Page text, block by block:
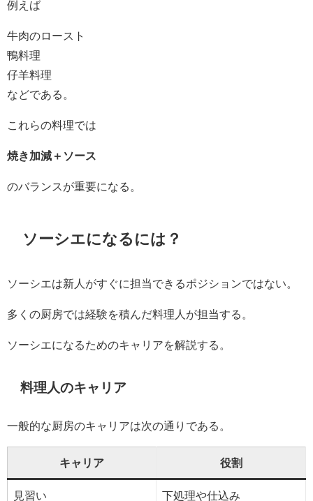
例えば
牛肉のロースト
鴨料理
仔羊料理
などである。
これらの料理では
焼き加減＋ソース
のバランスが重要になる。
ソーシエになるには？
ソーシエは新人がすぐに担当できるポジションではない。
多くの厨房では経験を積んだ料理人が担当する。
ソーシエになるためのキャリアを解説する。
料理人のキャリア
一般的な厨房のキャリアは次の通りである。
キャリア 役割
見習い 下処理や仕込み